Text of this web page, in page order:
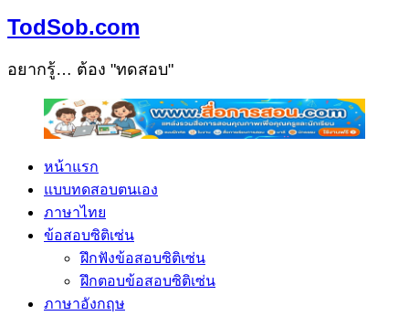
TodSob.com
อยากรู้… ต้อง "ทดสอบ"
หน้าแรก
แบบทดสอบตนเอง
ภาษาไทย
ข้อสอบซิติเซ่น
ฝึกฟังข้อสอบซิติเซ่น
ฝึกตอบข้อสอบซิติเซ่น
ภาษาอังกฤษ